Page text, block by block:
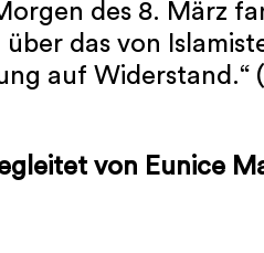
des 8. März
das von
auf
von Eunice